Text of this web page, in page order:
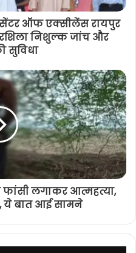
ऑफ एक्सीलेंस रायपुर
निशुल्क जांच और
सुविधा
लगाकर आत्महत्या,
ये बात आई सामने